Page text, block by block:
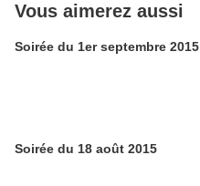
Vous aimerez aussi
Soirée du 1er septembre 2015
Soirée du 18 août 2015